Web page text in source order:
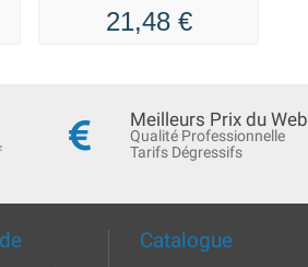
21,48 €
Meilleurs Prix du Web
Qualité Professionnelle
Tarifs Dégressifs
Catalogue